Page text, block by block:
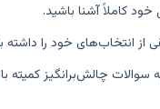
آشنا باشید.
خود را داشته باشید.
چالش‌برانگیز کمیته باشید.